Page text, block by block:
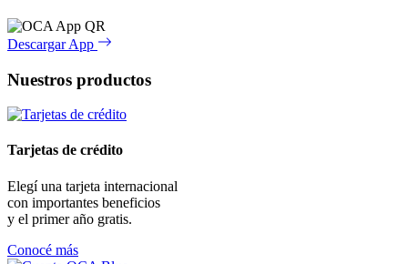
Descargar App
Nuestros productos
Tarjetas de crédito
Elegí una tarjeta internacional
con importantes beneficios
y el primer año gratis.
Conocé más